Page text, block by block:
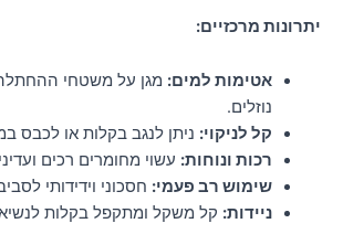
יתרונות מרכזיים:
אטימות למים: מגן על משטחי
נוזלים.
קל לניקוי: ניתן לנגב בקלות או לכבס
רכות ונוחות: עשוי מחומרים רכים
שימוש רב פעמי: חסכוני וידידותי
ניידות: קל משקל ומתקפל בקלות